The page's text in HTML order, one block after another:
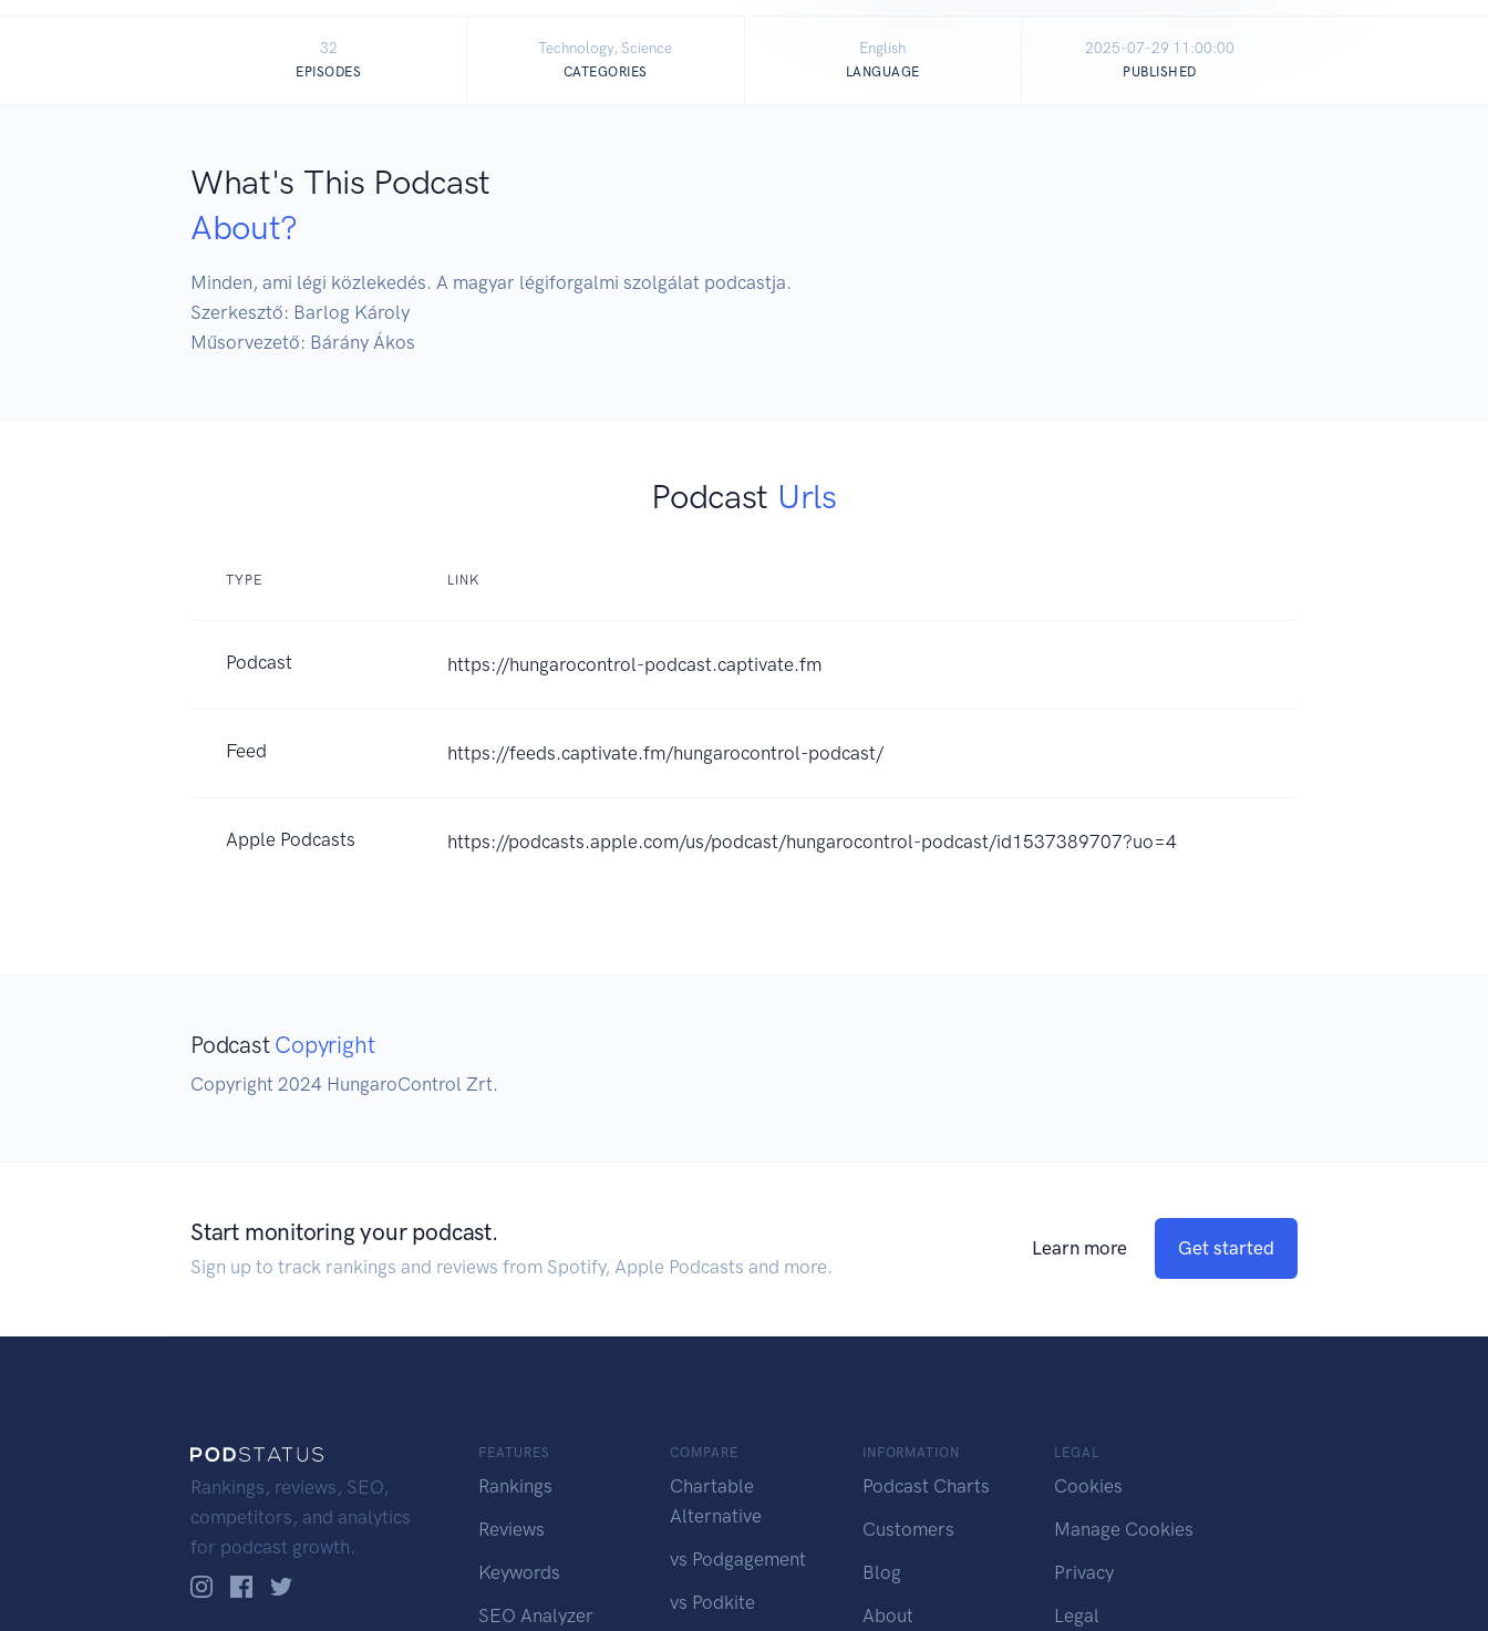
32
EPISODES
Technology, Science
CATEGORIES
English
LANGUAGE
2025-07-29 11:00:00
PUBLISHED
What's This Podcast
About?
Minden, ami légi közlekedés. A magyar légiforgalmi szolgálat podcastja.
Szerkesztő: Barlog Károly
Műsorvezető: Bárány Ákos
Podcast Urls
TYPE LINK
Podcast https://hungarocontrol-podcast.captivate.fm
Feed https://feeds.captivate.fm/hungarocontrol-podcast/
Apple Podcasts https://podcasts.apple.com/us/podcast/hungarocontrol-podcast/id1537389707?uo=4
Podcast Copyright
Copyright 2024 HungaroControl Zrt.
Start monitoring your podcast.
Sign up to track rankings and reviews from Spotify, Apple Podcasts and more.
Learn more Get started
Rankings, reviews, SEO,
competitors, and analytics
for podcast growth.
FEATURES
Rankings
Reviews
Keywords
SEO Analyzer
COMPARE
Chartable
Alternative
vs Podgagement
vs Podkite
INFORMATION
Podcast Charts
Customers
Blog
About
LEGAL
Cookies
Manage Cookies
Privacy
Legal